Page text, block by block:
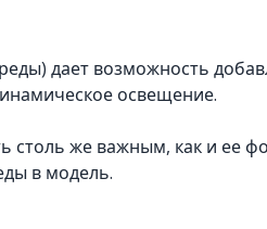
дает возможность
освещение.
же важным, как и ее
в модель.